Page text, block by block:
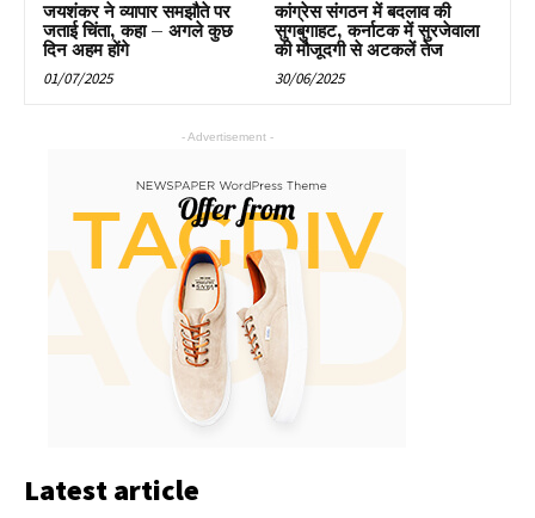
जयशंकर ने व्यापार समझौते पर
जताई चिंता, कहा – अगले कुछ
दिन अहम होंगे
01/07/2025
कांग्रेस संगठन में बदलाव की
सुगबुगाहट, कर्नाटक में सुरजेवाला
की मौजूदगी से अटकलें तेज
30/06/2025
- Advertisement -
Latest article